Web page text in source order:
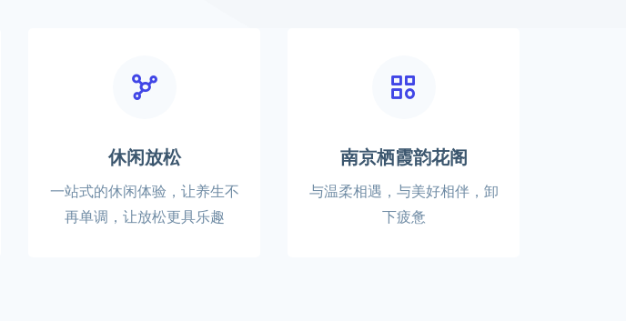
休闲放松
一站式的休闲体验，让养生不
再单调，让放松更具乐趣
南京栖霞韵花阁
与温柔相遇，与美好相伴，卸
下疲惫